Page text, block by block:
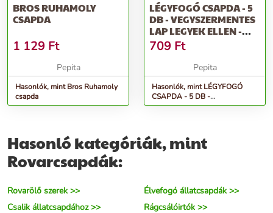
BROS RUHAMOLY
CSAPDA
1 129 Ft
Pepita
Hasonlók, mint Bros Ruhamoly
csapda
LÉGYFOGÓ CSAPDA - 5
DB - VEGYSZERMENTES
LAP LEGYEK ELLEN -
BROS 106 -
709 Ft
Pepita
Hasonlók, mint LÉGYFOGÓ
CSAPDA - 5 DB -
Vegyszermentes lap legyek
Hasonló kategóriák, mint
Rovarcsapdák:
Rovarölő szerek >>
Élvefogó állatcsapdák >>
Csalik állatcsapdához >>
Rágcsálóirtók >>